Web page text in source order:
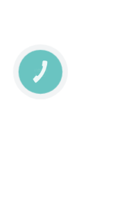
КНОПКА
СВЯЗИ